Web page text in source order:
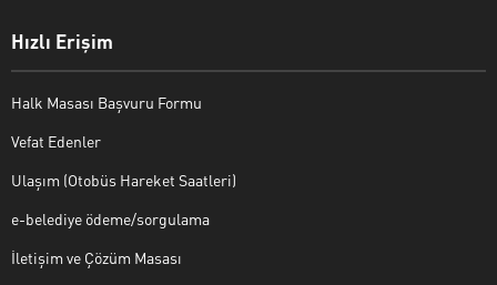
Hızlı Erişim
Halk Masası Başvuru Formu
Vefat Edenler
Ulaşım (Otobüs Hareket Saatleri)
e-belediye ödeme/sorgulama
İletişim ve Çözüm Masası